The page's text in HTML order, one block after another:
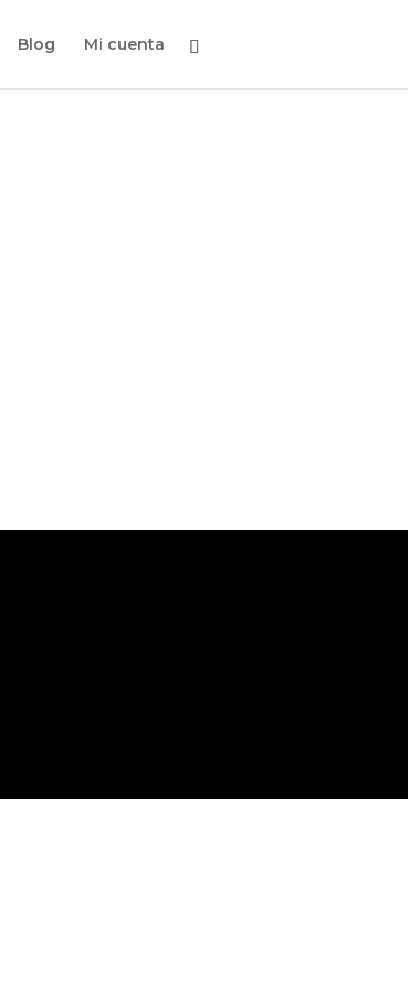
Blog Mi cuenta